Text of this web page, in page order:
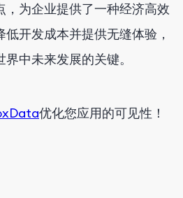
，为企业提供了一种经济高效
开发成本并提供无缝体验，
中未来发展的关键。
优化您应用的可见性 ！